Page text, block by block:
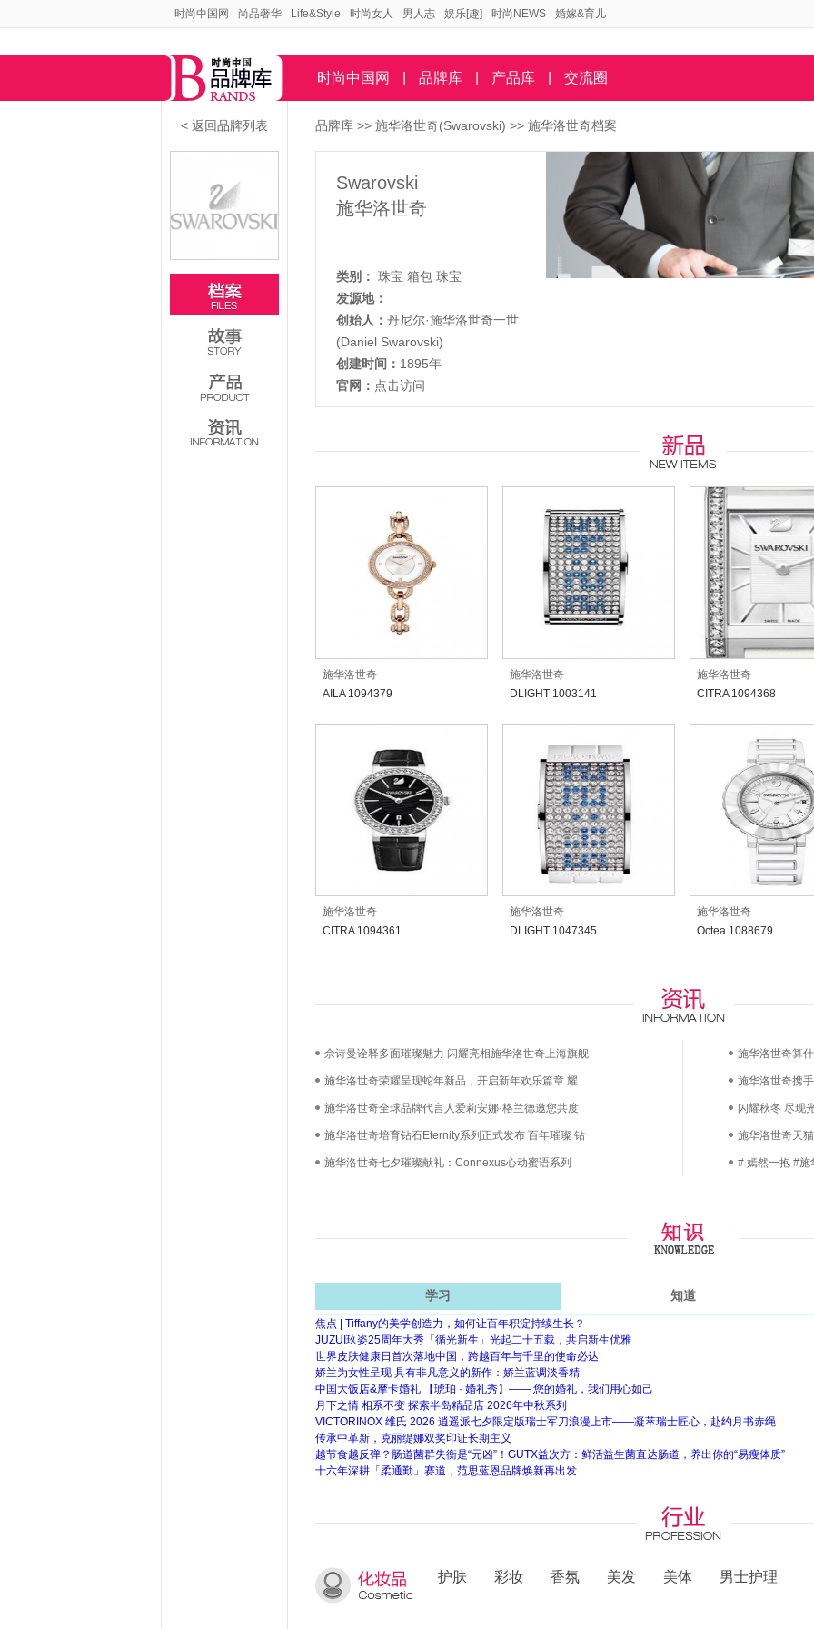
时尚中国网 尚品奢华 Life&Style 时尚女人 男人志 娱乐[趣] 时尚NEWS 婚嫁&育儿
时尚中国网 品牌库 产品库 交流圈
< 返回品牌列表 品牌库 >> 施华洛世奇(Swarovski) >> 施华洛世奇档案
Swarovski
施华洛世奇
类别： 珠宝 箱包 珠宝
发源地：
创始人： 丹尼尔·施华洛世奇一世
(Daniel Swarovski)
创建时间： 1895年
官网： 点击访问
施华洛世奇
AILA 1094379
施华洛世奇
DLIGHT 1003141
施华洛世奇
CITRA 1094368
施华洛世奇
CITRA 1094361
施华洛世奇
DLIGHT 1047345
施华洛世奇
Octea 1088679
佘诗曼诠释多面璀璨魅力 闪耀亮相施华洛世奇上海旗舰
店
施华洛世奇荣耀呈现蛇年新品，开启新年欢乐篇章 耀
世“晶”彩，璀璨新生
施华洛世奇全球品牌代言人爱莉安娜·格兰德邀您共度
2024施华洛世奇派对奇妙夜
施华洛世奇培育钻石Eternity系列正式发布 百年璀璨 钻
耀新程
施华洛世奇七夕璀璨献礼：Connexus心动蜜语系列
施华洛世奇算
之旅
施华洛世奇携
意无限
闪耀秋冬 尽现
洛世奇水钻美
施华洛世奇天
递
# 嫣然一抱 #施
学习 知道
焦点 | Tiffany的美学创造力，如何让百年积淀持续生长？
JUZUI玖姿25周年大秀「循光新生」光起二十五载，共启新生优雅
世界皮肤健康日首次落地中国，跨越百年与千里的使命必达
娇兰为女性呈现 具有非凡意义的新作：娇兰蓝调淡香精
中国大饭店&摩卡婚礼 【琥珀 · 婚礼秀】—— 您的婚礼，我们用心如己
月下之情 相系不变 探索半岛精品店 2026年中秋系列
VICTORINOX 维氏 2026 逍遥派七夕限定版瑞士军刀浪漫上市——凝萃瑞士匠心，赴约月书赤绳
传承中革新，克丽缇娜双奖印证长期主义
越节食越反弹？肠道菌群失衡是“元凶”！GUTX益次方：鲜活益生菌直达肠道，养出你的“易瘦体质”
十六年深耕「柔通勤」赛道，范思蓝恩品牌焕新再出发
护肤 彩妆 香氛 美发 美体 男士护理